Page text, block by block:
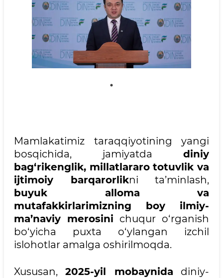
Mamlakatimiz taraqqiyotining yangi
bosqichida, jamiyatda diniy
bag‘rikenglik, millatlararo totuvlik va
ijtimoiy barqarorlikni ta’minlash,
buyuk alloma va
mutafakkirlarimizning boy ilmiy-
ma’naviy merosini chuqur o‘rganish
bo‘yicha puxta o‘ylangan izchil
islohotlar amalga oshirilmoqda.
Xususan,2025-yil mobaynida diniy-